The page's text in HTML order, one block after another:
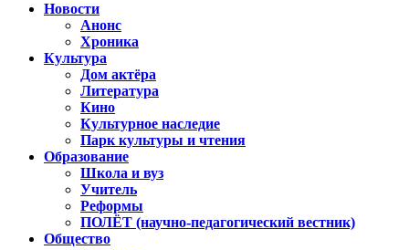
Новости
Анонс
Хроника
Культура
Дом актёра
Литература
Кино
Культурное наследие
Парк культуры и чтения
Образование
Школа и вуз
Учитель
Реформы
ПОЛЁТ (научно-педагогический вестник)
Общество